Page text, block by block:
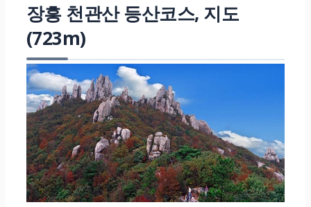
장흥 천관산 등산코스, 지도
(723m)